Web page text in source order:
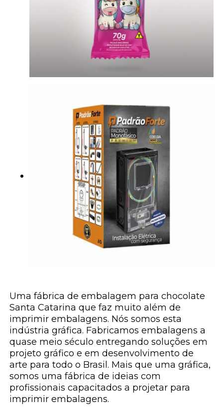
Uma fábrica de embalagem para chocolate
Santa Catarina que faz muito além de
imprimir embalagens. Nós somos esta
indústria gráfica. Fabricamos embalagens a
quase meio século entregando soluções em
projeto gráfico e em desenvolvimento de
arte para todo o Brasil. Mais que uma gráfica,
somos uma fábrica de ideias com
profissionais capacitados a projetar para
imprimir embalagens.